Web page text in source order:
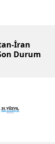
İran
Durum